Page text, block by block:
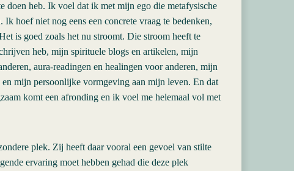
doen heb. Ik voel dat ik met mijn ego die metafysische
hoef niet nog eens een concrete vraag te bedenken,
is goed zoals het nu stroomt. Die stroom heeft te
heb, mijn spirituele blogs en artikelen, mijn
aura-readingen en healingen voor anderen, mijn
mijn persoonlijke vormgeving aan mijn leven. En dat
komt een afronding en ik voel me helemaal vol met
plek. Zij heeft daar vooral een gevoel van stilte
ervaring moet hebben gehad die deze plek